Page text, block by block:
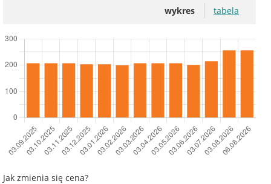
wykres tabela
Jak zmienia się cena?